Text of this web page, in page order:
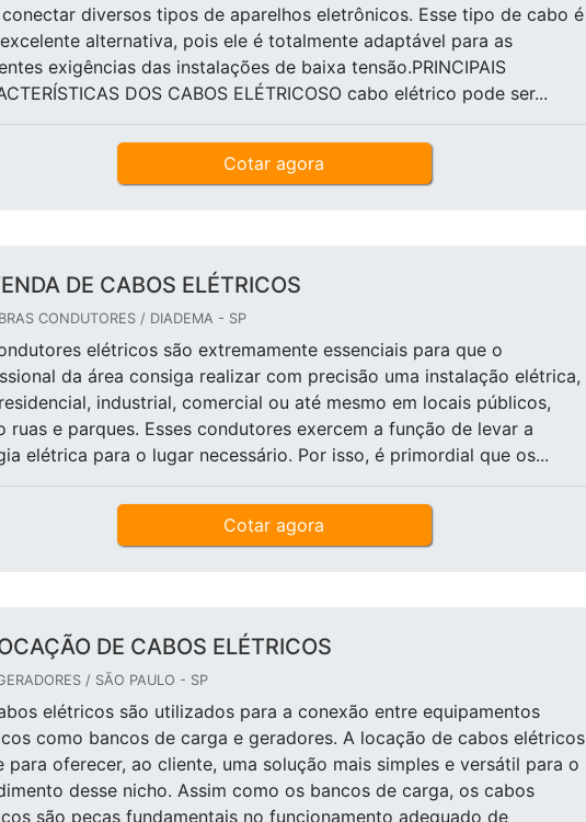
diversos tipos de aparelhos eletrônicos. Esse tipo de cabo é
alternativa, pois ele é totalmente adaptável para as
exigências das instalações de baixa tensão.PRINCIPAIS
DOS CABOS ELÉTRICOSO cabo elétrico pode ser...
Cotar agora
DE CABOS ELÉTRICOS
CONDUTORES / DIADEMA - SP
elétricos são extremamente essenciais para que o
da área consiga realizar com precisão uma instalação elétrica,
industrial, comercial ou até mesmo em locais públicos,
ruas e parques. Esses condutores exercem a função de levar a
elétrica para o lugar necessário. Por isso, é primordial que os...
Cotar agora
DE CABOS ELÉTRICOS
/ SÃO PAULO - SP
elétricos são utilizados para a conexão entre equipamentos
como bancos de carga e geradores. A locação de cabos elétricos
para oferecer, ao cliente, uma solução mais simples e versátil para o
desse nicho. Assim como os bancos de carga, os cabos
são peças fundamentais no funcionamento adequado de